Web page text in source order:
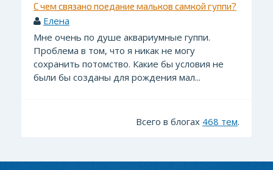
С чем связано поедание мальков самкой гуппи?
Елена
Мне очень по душе аквариумные гуппи.
Проблема в том, что я никак не могу
сохранить потомство. Какие бы условия не
были бы созданы для рождения мал...
Всего в блогах 468 тем.